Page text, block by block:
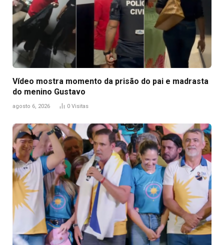
Vídeo mostra momento da prisão do pai e madrasta
do menino Gustavo
agosto 6, 2026 0 Visitas